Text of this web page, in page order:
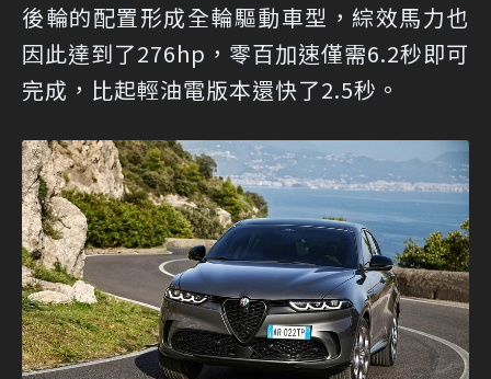
後輪的配置形成全輪驅動車型，綜效馬力也
因此達到了276hp，零百加速僅需6.2秒即可
完成，比起輕油電版本還快了2.5秒。